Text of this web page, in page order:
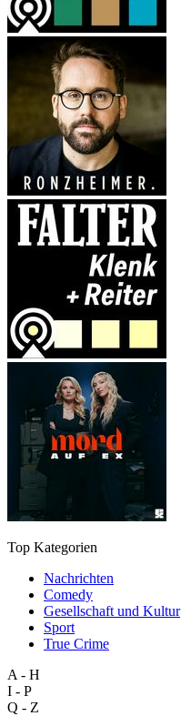
Top Kategorien
Nachrichten
Comedy
Gesellschaft und Kultur
Sport
True Crime
A - H
I - P
Q - Z